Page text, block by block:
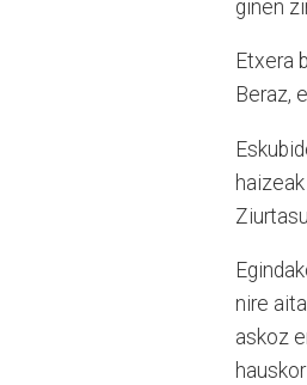
ginen
Etxera
Beraz,
nire
askoz